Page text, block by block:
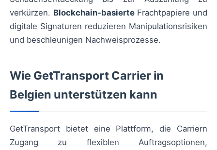
verkürzen. Blockchain‑basierteFrachtpapiere und
digitale Signaturen reduzieren Manipulationsrisiken
und beschleunigen Nachweisprozesse.
Wie GetTransport Carrier in
Belgien unterstützen kann
GetTransport bietet eine Plattform, die Carriern
Zugang zu flexiblen Auftragsoptionen,